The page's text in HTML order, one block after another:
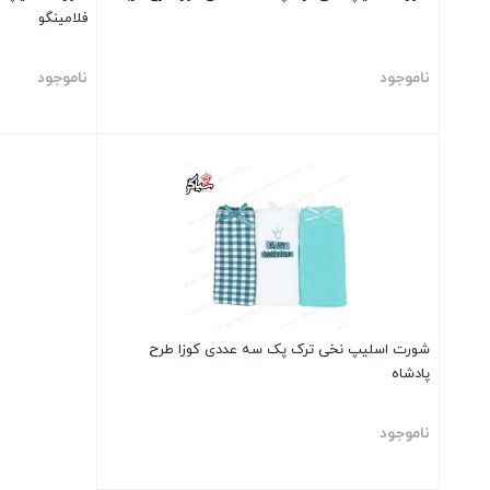
ناموجود
فلامینگو
ناموجود
شورت اسلیپ نخی ترک پک سه عددی کوزا طرح
پادشاه
ناموجود